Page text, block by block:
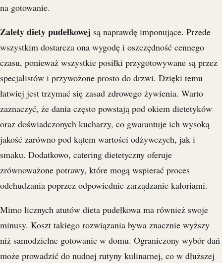
na gotowanie.
Zalety diety pudełkowej są naprawdę imponujące. Przede
wszystkim dostarcza ona wygodę i oszczędność cennego
czasu, ponieważ wszystkie posiłki przygotowywane są przez
specjalistów i przywożone prosto do drzwi. Dzięki temu
łatwiej jest trzymać się zasad zdrowego żywienia. Warto
zaznaczyć, że dania często powstają pod okiem dietetyków
oraz doświadczonych kucharzy, co gwarantuje ich wysoką
jakość zarówno pod kątem wartości odżywczych, jak i
smaku. Dodatkowo, catering dietetyczny oferuje
zrównoważone potrawy, które mogą wspierać proces
odchudzania poprzez odpowiednie zarządzanie kaloriami.
Mimo licznych atutów dieta pudełkowa ma również swoje
minusy. Koszt takiego rozwiązania bywa znacznie wyższy
niż samodzielne gotowanie w domu. Ograniczony wybór dań
może prowadzić do nudnej rutyny kulinarnej, co w dłuższej